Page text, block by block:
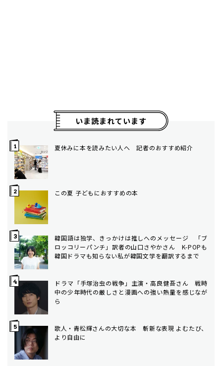
いま読まれています
夏休みに本を読みたい人へ 記者のおすすめ紹介
この夏 子どもにおすすめの本
韓国語は独学、きっかけは推しへのメッセージ 「ブ
ロッコリーパンチ」訳者の山口さやかさん K-POPも
韓国ドラマも知らない私が韓国文学を翻訳するまで
ドラマ「手塚治虫の戦争」主演・高良健吾さん 戦時
中の少年時代の厳しさと漫画への強い熱量を感じなが
ら
歌人・青松輝さんの大切な本 斬新な表現 よむたび、
より自由に